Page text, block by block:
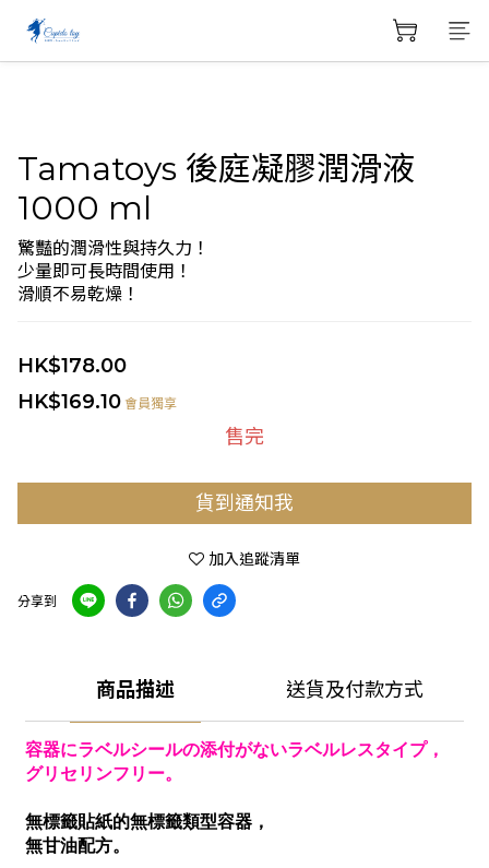
Tamatoys 後庭凝膠潤滑液
1000 ml
驚豔的潤滑性與持久力！
少量即可長時間使用！
滑順不易乾燥！
HK$178.00
HK$169.10 會員獨享
售完
貨到通知我
加入追蹤清單
分享到
商品描述 送貨及付款方式
容器にラベルシールの添付がないラベルレスタイプ，
グリセリンフリー。
無標籤貼紙的無標籤類型容器，
無甘油配方。